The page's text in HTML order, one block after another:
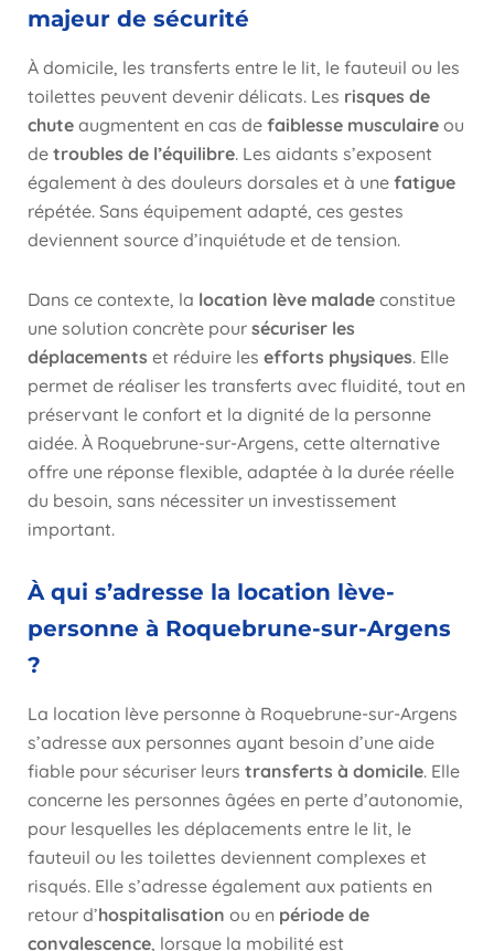
majeur de sécurité
À domicile, les transferts entre le lit, le fauteuil ou les
toilettes peuvent devenir délicats. Les risques de
chute augmentent en cas de faiblesse musculaire ou
de troubles de l’équilibre. Les aidants s’exposent
également à des douleurs dorsales et à une fatigue
répétée. Sans équipement adapté, ces gestes
deviennent source d’inquiétude et de tension.
Dans ce contexte, la location lève malade constitue
une solution concrète pour sécuriser les
déplacements et réduire les efforts physiques. Elle
permet de réaliser les transferts avec fluidité, tout en
préservant le confort et la dignité de la personne
aidée. À Roquebrune-sur-Argens, cette alternative
offre une réponse flexible, adaptée à la durée réelle
du besoin, sans nécessiter un investissement
important.
À qui s’adresse la location lève-
personne à Roquebrune-sur-Argens
?
La location lève personne à Roquebrune-sur-Argens
s’adresse aux personnes ayant besoin d’une aide
fiable pour sécuriser leurs transferts à domicile. Elle
concerne les personnes âgées en perte d’autonomie,
pour lesquelles les déplacements entre le lit, le
fauteuil ou les toilettes deviennent complexes et
risqués. Elle s’adresse également aux patients en
retour d’hospitalisation ou en période de
convalescence, lorsque la mobilité est